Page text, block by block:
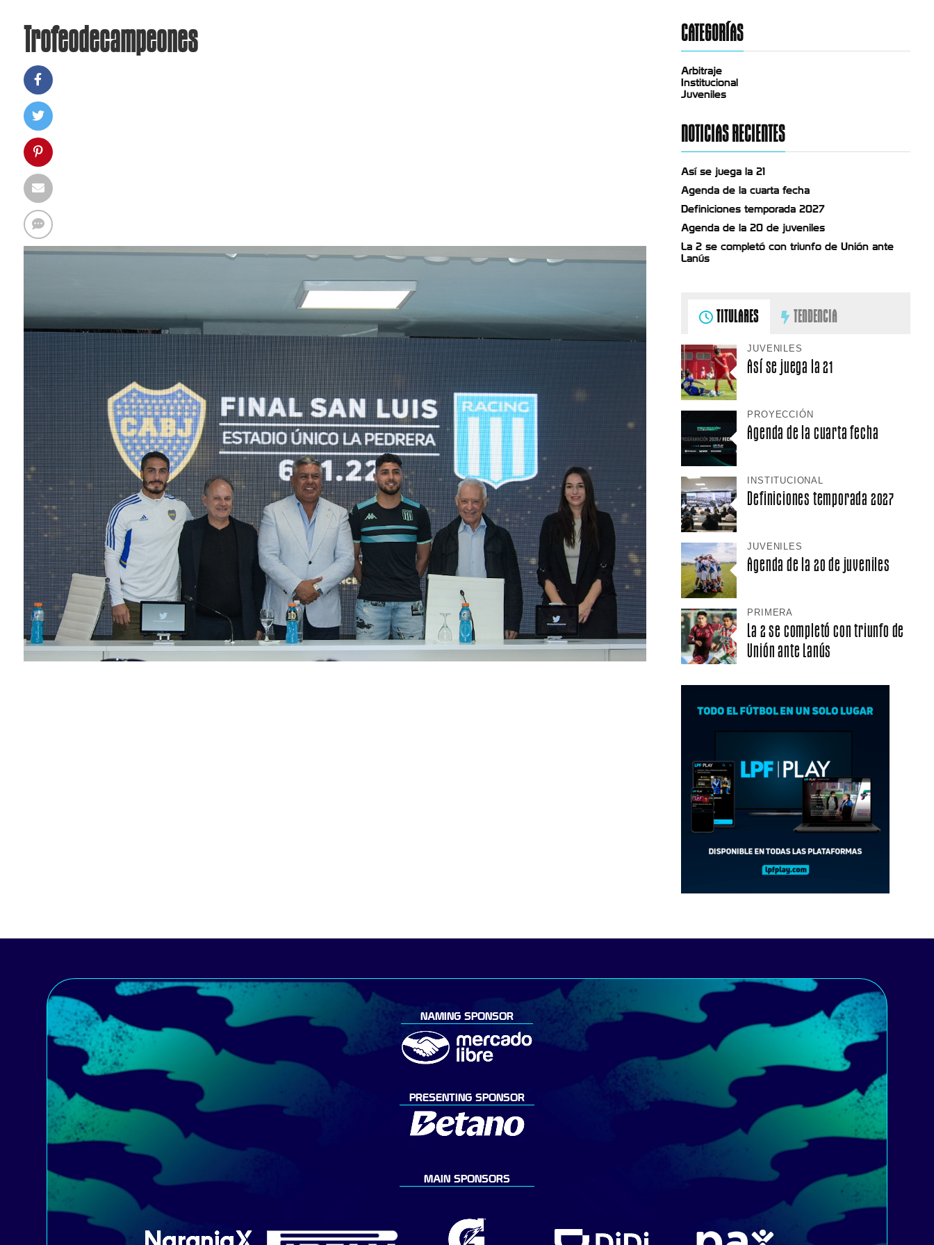
Trofeodecampeones CATEGORÍAS
Arbitraje
Institucional
Juveniles
NOTICIAS RECIENTES
Así se juega la 21
Agenda de la cuarta fecha
Definiciones temporada 2027
Agenda de la 20 de juveniles
La 2 se completó con triunfo de Unión ante
Lanús
TITULARES TENDENCIA
JUVENILES
Así se juega la 21
PROYECCIÓN
Agenda de la cuarta fecha
INSTITUCIONAL
Definiciones temporada 2027
JUVENILES
Agenda de la 20 de juveniles
PRIMERA
La 2 se completó con triunfo de
Unión ante Lanús
NAMING SPONSOR
PRESENTING SPONSOR
MAIN SPONSORS